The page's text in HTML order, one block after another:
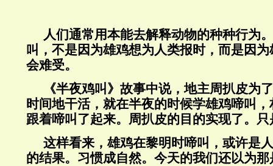
人们通常用本能去解释动物的种种行为
叫，不是因为雄鸡想为人类报时，而是因
会难受。
《半夜鸡叫》故事中说，地主周扒皮为
时间地干活，就在半夜的时候学雄鸡啼叫
跟着啼叫了起来。周扒皮的目的实现了。
这样看来，雄鸡在黎明时啼叫，或许是
的结果。习惯成自然。今天的我们还以为